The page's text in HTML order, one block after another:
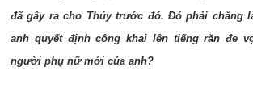
đã gây ra cho Thúy trước đó. Đó phải chăng
anh quyết định công khai lên tiếng răn đe
người phụ nữ mới của anh?